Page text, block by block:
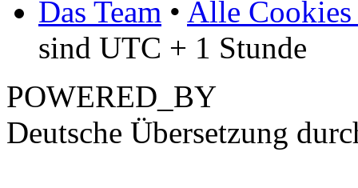
Das Team • Alle Cookies
sind UTC + 1 Stunde
POWERED_BY
Deutsche Übersetzung